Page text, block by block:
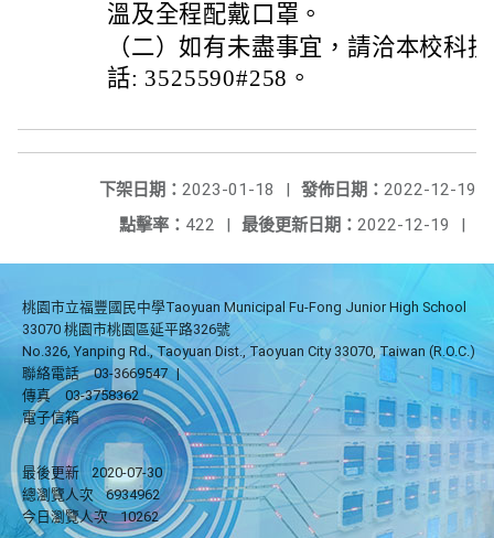
溫及全程配戴口罩。
（二）如有未盡事宜，請洽本校科
話: 3525590#258。
發佈日期： 2022-12-19
下架日期： 2023-01-18
|
最後更新日期： 2022-12-19 |
點擊率： 422 |
桃園市立福豐國民中學Taoyuan Municipal Fu-Fong Junior High School
33070 桃園市桃園區延平路326號
No.326, Yanping Rd., Taoyuan Dist., Taoyuan City 33070, Taiwan (R.O.C.)
聯絡電話
03-3669547 |
傳真
03-3758362
電子信箱
最後更新
2020-07-30
總瀏覽人次
6934962
今日瀏覽人次
10262